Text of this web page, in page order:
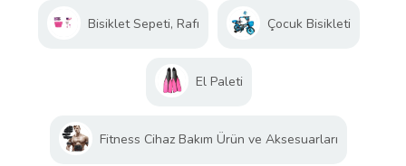
Bisiklet Sepeti, Rafı Çocuk Bisikleti
El Paleti
Fitness Cihaz Bakım Ürün ve Aksesuarları